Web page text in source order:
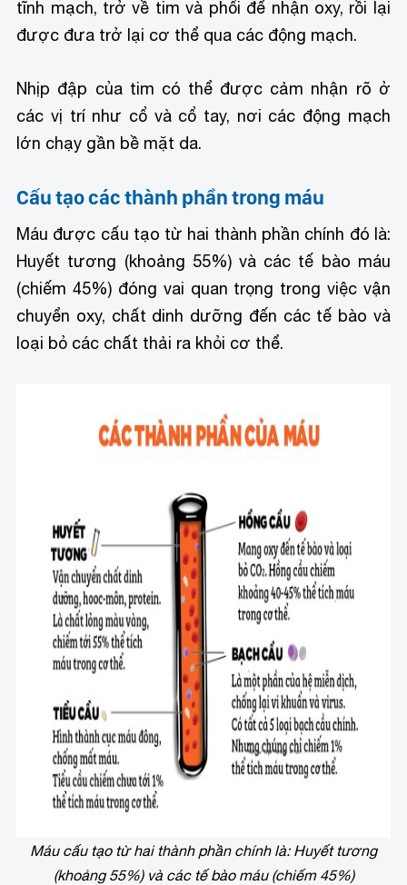
tĩnh mạch, trở về tim và phổi để nhận oxy, rồi lại
được đưa trở lại cơ thể qua các động mạch.
Nhịp đập của tim có thể được cảm nhận rõ ở
các vị trí như cổ và cổ tay, nơi các động mạch
lớn chạy gần bề mặt da.
Cấu tạo các thành phần trong máu
Máu được cấu tạo từ hai thành phần chính đó là:
Huyết tương (khoảng 55%) và các tế bào máu
(chiếm 45%) đóng vai quan trọng trong việc vận
chuyển oxy, chất dinh dưỡng đến các tế bào và
loại bỏ các chất thải ra khỏi cơ thể.
Máu cấu tạo từ hai thành phần chính là: Huyết tương
(khoảng 55%) và các tế bào máu (chiếm 45%)